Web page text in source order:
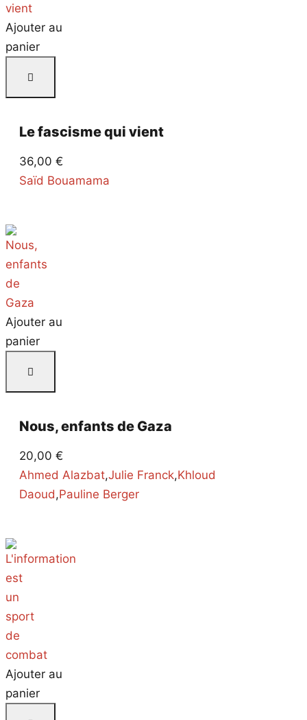
Ajouter au
panier
Le fascisme qui vient
36,00 €
Saïd Bouamama
Ajouter au
panier
Nous, enfants de Gaza
20,00 €
Ahmed Alazbat,Julie Franck,Khloud
Daoud,Pauline Berger
Ajouter au
panier